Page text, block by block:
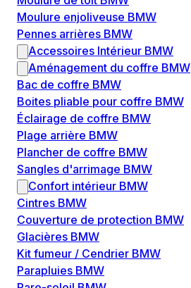
Moulure enjoliveuse BMW
Pennes arrières BMW
Accessoires Intérieur BMW
Aménagement du coffre BMW
Bac de coffre BMW
Boites pliable pour coffre BMW
Éclairage de coffre BMW
Plage arrière BMW
Plancher de coffre BMW
Sangles d'arrimage BMW
Confort intérieur BMW
Cintres BMW
Couverture de protection BMW
Glacières BMW
Kit fumeur / Cendrier BMW
Parapluies BMW